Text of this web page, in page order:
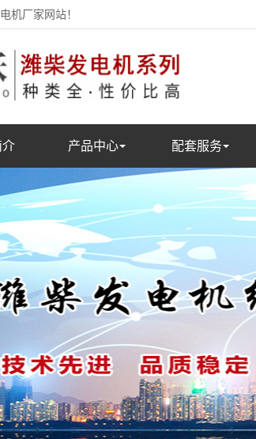
机厂家网站！
介 产品中心 配套服务